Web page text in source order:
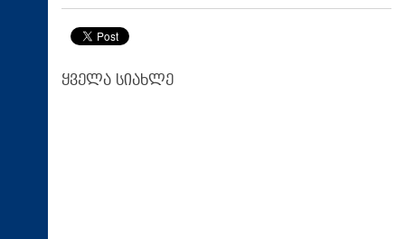
ყველა სიახლე